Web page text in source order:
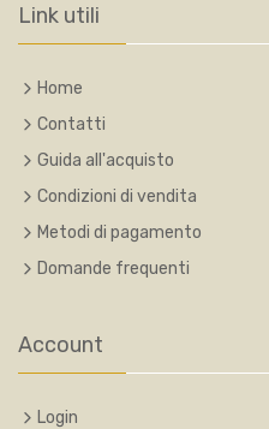
Link utili
Home
Contatti
Guida all'acquisto
Condizioni di vendita
Metodi di pagamento
Domande frequenti
Account
Login